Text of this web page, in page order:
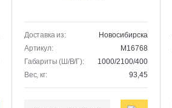
Доставка из:
Новосибирска
Артикул:
M16768
Габариты (Ш/В/Г):
1000/2100/400
Вес, кг:
93,45